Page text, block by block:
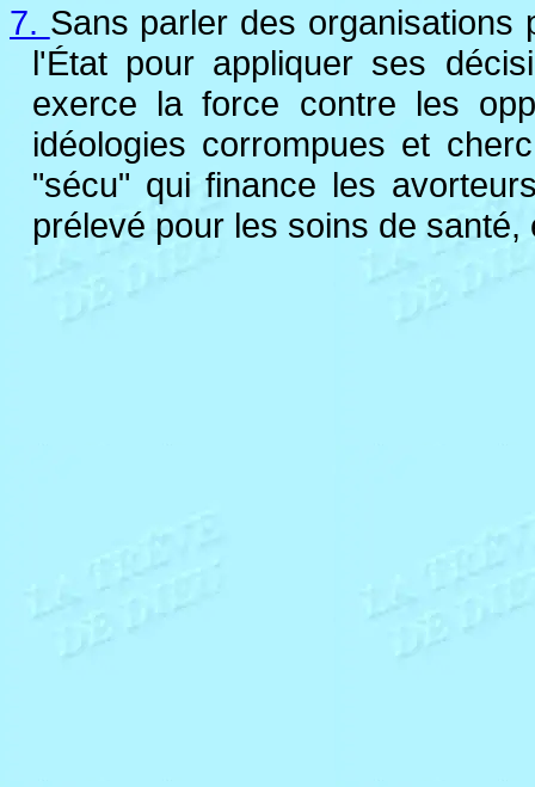
7. Sans parler des organisations
l'État pour appliquer ses
exerce la force contre les
idéologies corrompues et
"sécu" qui finance les
prélevé pour les soins de santé,